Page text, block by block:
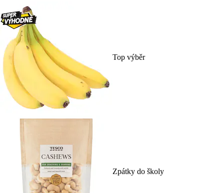
Top výběr
Zpátky do školy